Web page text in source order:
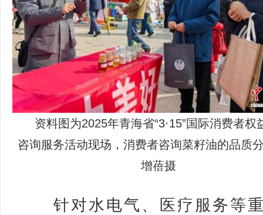
资料图为2025年青海省“3·15”国际消费者权
咨询服务活动现场，消费者咨询菜籽油的品质
增蓓摄
针对水电气、医疗服务等